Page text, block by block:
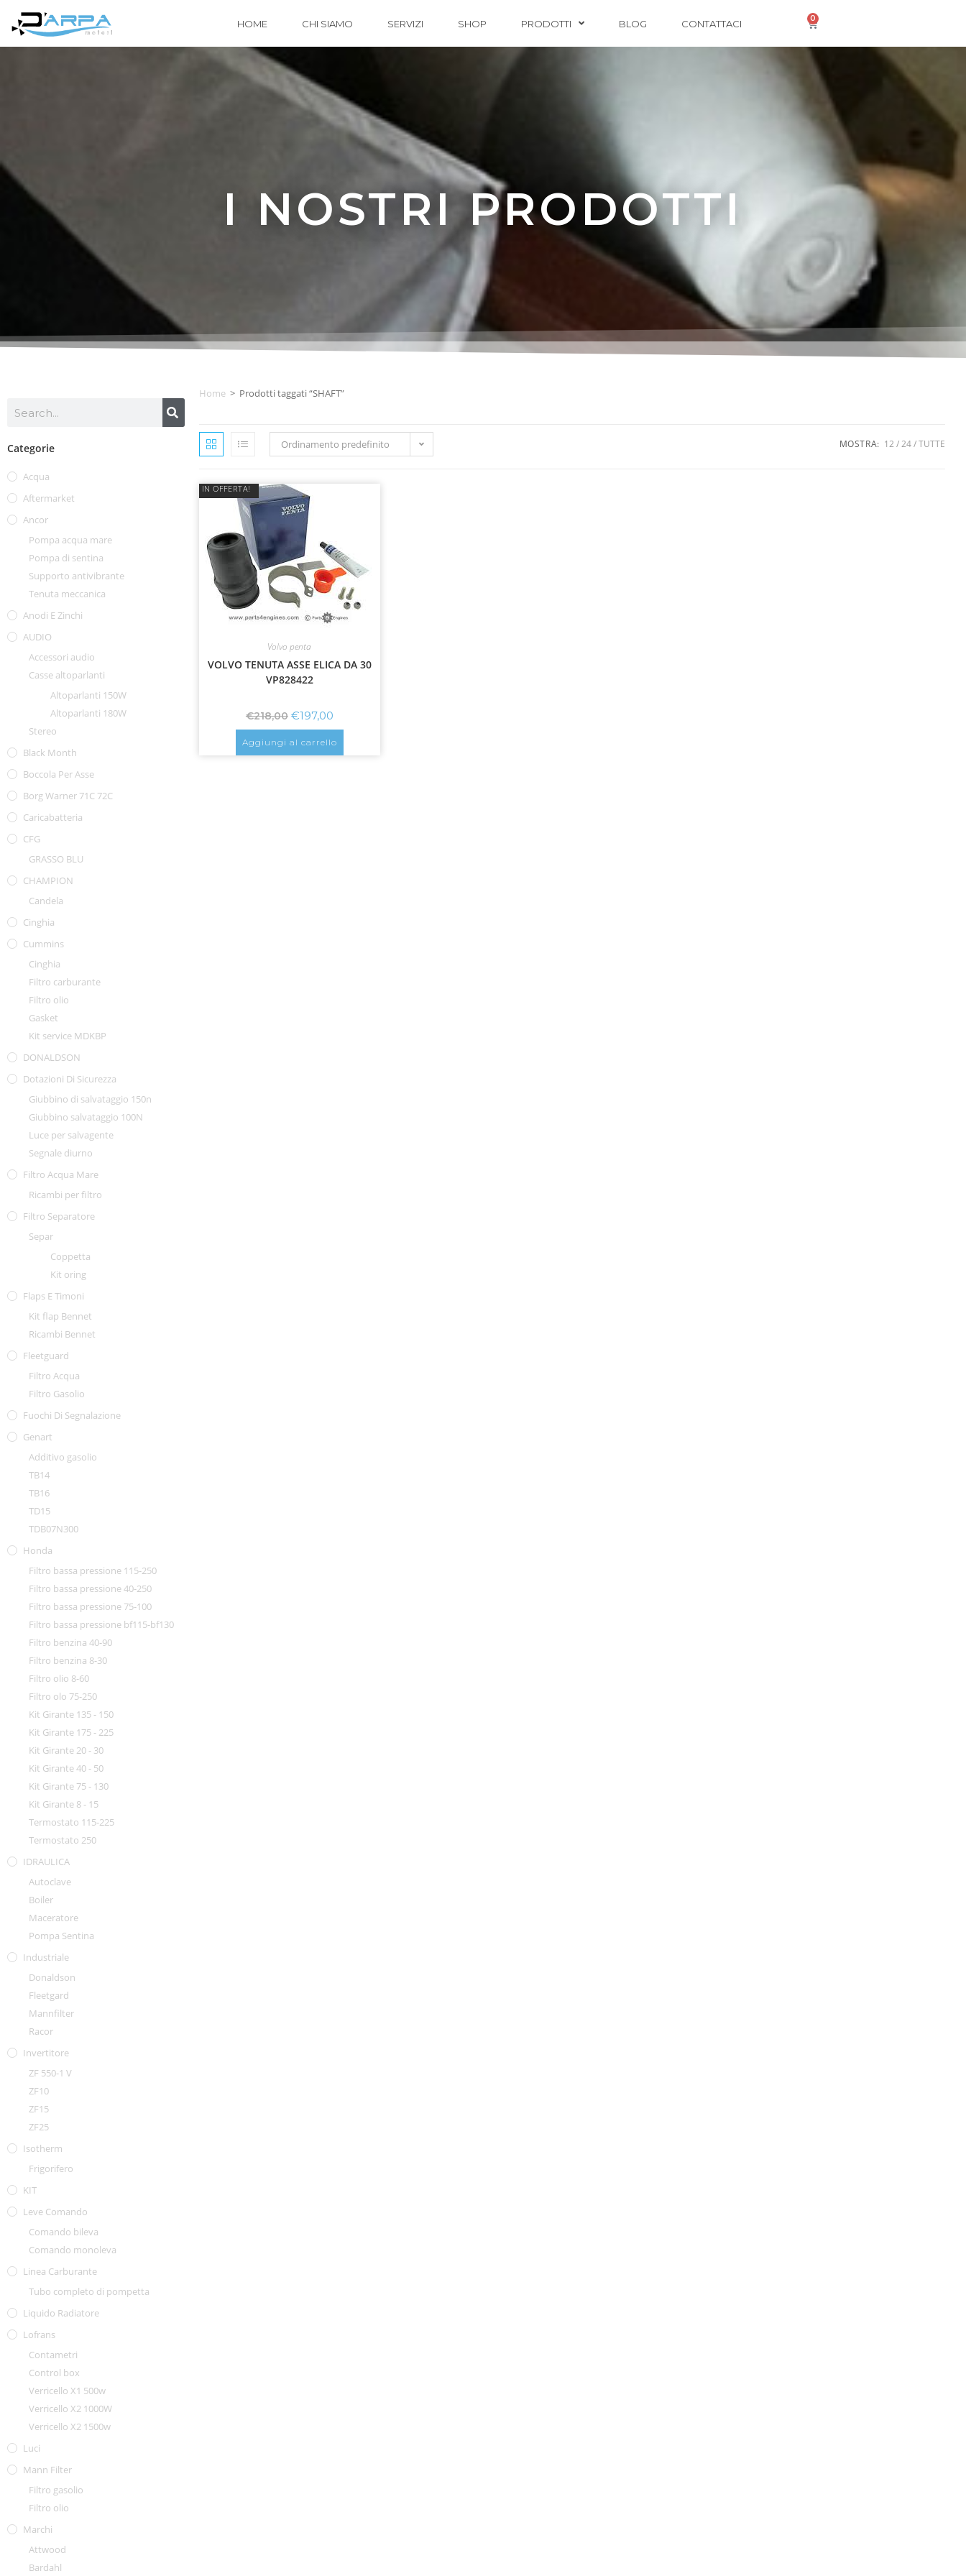
HOME CHI SIAMO SERVIZI SHOP PRODOTTI BLOG CONTATTACI 0
I NOSTRI PRODOTTI
Categorie
Acqua
Aftermarket
Ancor
Pompa acqua mare
Pompa di sentina
Supporto antivibrante
Tenuta meccanica
Anodi E Zinchi
AUDIO
Accessori audio
Casse altoparlanti
Altoparlanti 150W
Altoparlanti 180W
Stereo
Black Month
Boccola Per Asse
Borg Warner 71C 72C
Caricabatteria
CFG
GRASSO BLU
CHAMPION
Candela
Cinghia
Cummins
Cinghia
Filtro carburante
Filtro olio
Gasket
Kit service MDKBP
DONALDSON
Dotazioni Di Sicurezza
Giubbino di salvataggio 150n
Giubbino salvataggio 100N
Luce per salvagente
Segnale diurno
Filtro Acqua Mare
Ricambi per filtro
Filtro Separatore
Separ
Coppetta
Kit oring
Flaps E Timoni
Kit flap Bennet
Ricambi Bennet
Fleetguard
Filtro Acqua
Filtro Gasolio
Fuochi Di Segnalazione
Genart
Additivo gasolio
TB14
TB16
TD15
TDB07N300
Honda
Filtro bassa pressione 115-250
Filtro bassa pressione 40-250
Filtro bassa pressione 75-100
Filtro bassa pressione bf115-bf130
Filtro benzina 40-90
Filtro benzina 8-30
Filtro olio 8-60
Filtro olo 75-250
Kit Girante 135 - 150
Kit Girante 175 - 225
Kit Girante 20 - 30
Kit Girante 40 - 50
Kit Girante 75 - 130
Kit Girante 8 - 15
Termostato 115-225
Termostato 250
IDRAULICA
Autoclave
Boiler
Maceratore
Pompa Sentina
Industriale
Donaldson
Fleetgard
Mannfilter
Racor
Invertitore
ZF 550-1 V
ZF10
ZF15
ZF25
Isotherm
Frigorifero
KIT
Leve Comando
Comando bileva
Comando monoleva
Linea Carburante
Tubo completo di pompetta
Liquido Radiatore
Lofrans
Contametri
Control box
Verricello X1 500w
Verricello X2 1000W
Verricello X2 1500w
Luci
Mann Filter
Filtro gasolio
Filtro olio
Marchi
Attwood
Bardahl
Home > Prodotti taggati “SHAFT”
Ordinamento predefinito MOSTRA: 12 24 TUTTE
IN OFFERTA!
Volvo penta
VOLVO TENUTA ASSE ELICA DA 30
VP828422
€218,00 €197,00
Aggiungi al carrello